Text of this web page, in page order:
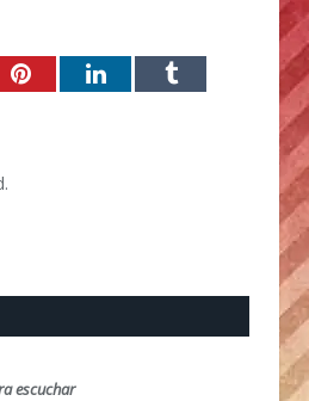
PinterestLinkedInTumblr
escuchar